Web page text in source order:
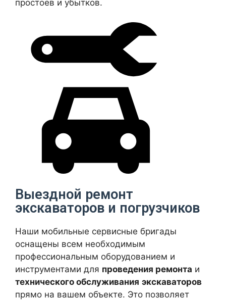
простоев и убытков.
Выездной ремонт
экскаваторов и погрузчиков
Наши мобильные сервисные бригады
оснащены всем необходимым
профессиональным оборудованием и
инструментами для проведения ремонта и
технического обслуживания экскаваторов
прямо на вашем объекте. Это позволяет